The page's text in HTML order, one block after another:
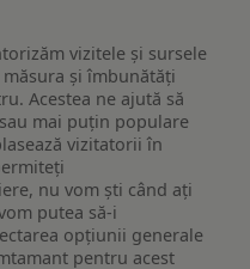
vizitele și sursele
și îmbunătăți
Acestea ne ajută să
mai puțin populare
vizitatorii în
nu vom ști când ați
putea să-i
opțiunii generale
pentru acest